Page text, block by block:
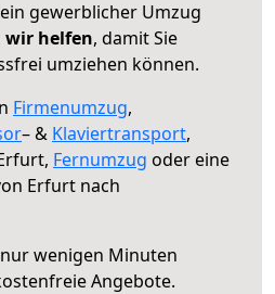
gewerblicher Umzug
wir helfen, damit Sie
umziehen können.
Firmenumzug,
– & Klaviertransport,
Fernumzug oder eine
Erfurt nach
wenigen Minuten
Angebote.